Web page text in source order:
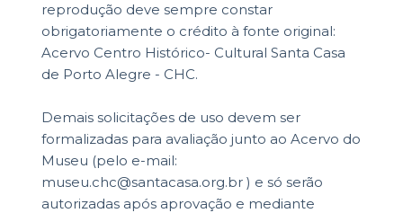
reprodução deve sempre constar
obrigatoriamente o crédito à fonte original:
Acervo Centro Histórico- Cultural Santa Casa
de Porto Alegre - CHC.
Demais solicitações de uso devem ser
formalizadas para avaliação junto ao Acervo do
Museu (pelo e-mail:
museu.chc@santacasa.org.br ) e só serão
autorizadas após aprovação e mediante